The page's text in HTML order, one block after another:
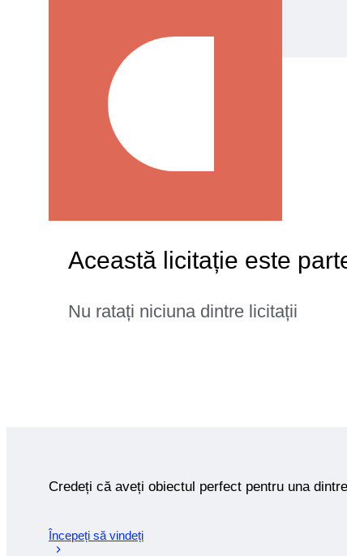
Această licitație este
Nu ratați niciuna dintre licitații
Credeți că aveți obiectul perfect pentru una
Începeți să vindeți